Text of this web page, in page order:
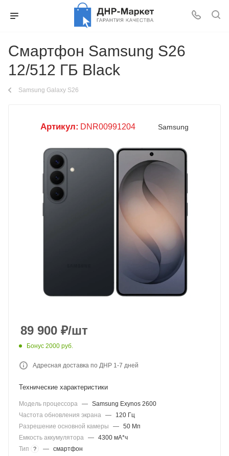
Смартфон Samsung S26
12/512 ГБ Black
Samsung Galaxy S26
Артикул: DNR00991204 Samsung
89 900 ₽/шт
Бонус 2000 руб.
Адресная доставка по ДНР 1-7 дней
Технические характеристики
Модель процессора — Samsung Exynos 2600
Частота обновления экрана —
120 Гц
Разрешение основной камеры
— 50 Мп
Емкость аккумулятора — 4300 мА*ч
Тип
? — смартфон